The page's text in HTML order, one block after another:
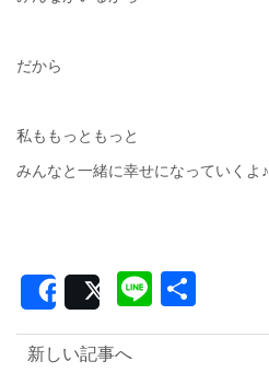
だから
私ももっともっと
みんなと一緒に幸せになっていくよ♪
SharePost Line
有
新しい記事へ